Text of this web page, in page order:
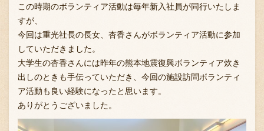
この時期のボランティア活動は毎年新入社員が同行いたしま
すが、
今回は重光社長の長女、杏香さんがボランティア活動に参加
していただきました。
大学生の杏香さんには昨年の熊本地震復興ボランティア炊き
出しのときも手伝っていただき、今回の施設訪問ボランティ
ア活動も良い経験になったと思います。
ありがとうございました。